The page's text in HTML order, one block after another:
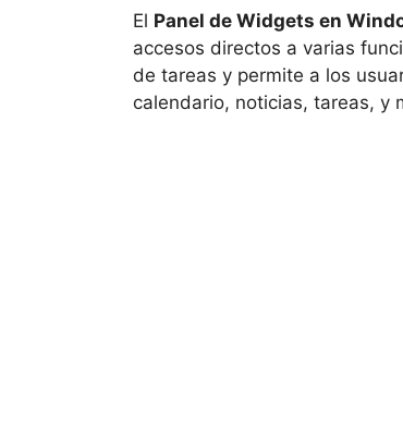
El Panel de Widgets en
accesos directos a varias
de tareas y permite a los
calendario, noticias, tareas, y